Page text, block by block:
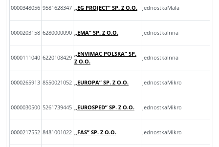
0000348056 9581628347 „EG PROJECT” SP. Z O.O. JednostkaMala
0000203158 6280000090 „EMA” SP. Z O.O. JednostkaInna
0000111040 6220108429
„ENVIMAC POLSKA” SP.
Z O.O.
JednostkaInna
0000265913 8550021052 „EUROPA” SP. Z O.O. JednostkaMikro
0000030500 5261739445 „EUROSPED” SP. Z O.O. JednostkaMikro
0000217552 8481001022 „FAS” SP. Z O.O. JednostkaMikro